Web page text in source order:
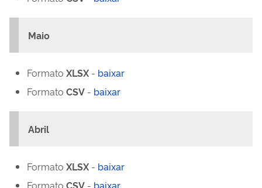
Maio
Formato XLSX - baixar
Formato CSV - baixar
Abril
Formato XLSX - baixar
Formato CSV - baixar